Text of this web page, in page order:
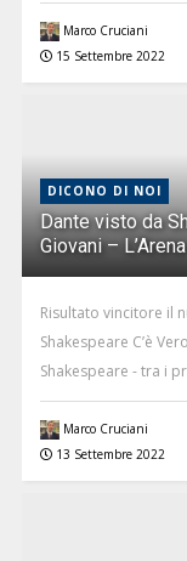
Marco Cruciani
15 Settembre 2022
DICONO DI NOI
Dante visto da
Giovani – L’Arena
Risultato vincitore il
Shakespeare C’è
Shakespeare - tra i
Marco Cruciani
13 Settembre 2022